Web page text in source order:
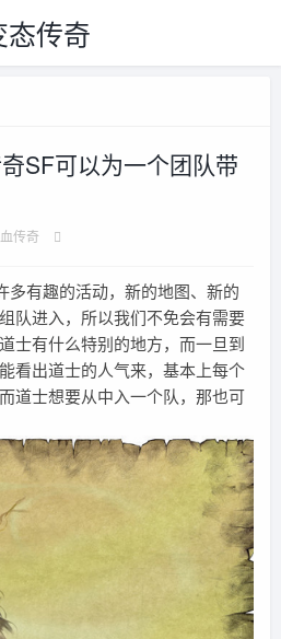
态传奇
SF可以为一个团队带
传奇
有趣的活动，新的地图、新的
队进入，所以我们不免会有需要
士有什么特别的地方，而一旦到
看出道士的人气来，基本上每个
道士想要从中入一个队，那也可